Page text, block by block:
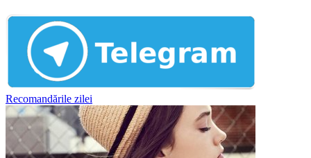
Recomandările zilei